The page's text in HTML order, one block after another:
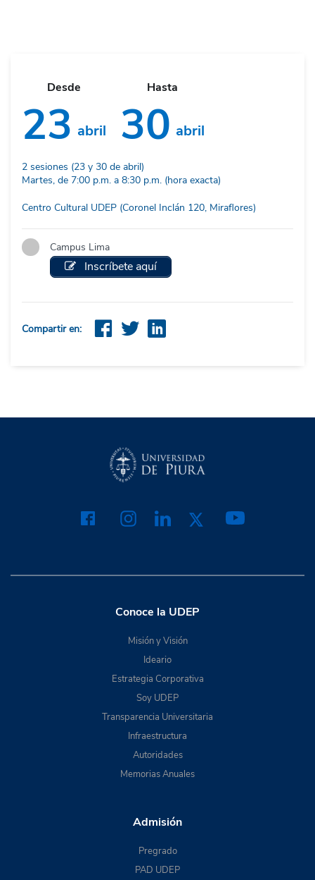
Desde
23 abril
Hasta
30 abril
2 sesiones (23 y 30 de abril)
Martes, de 7:00 p.m. a 8:30 p.m. (hora exacta)
Centro Cultural UDEP (Coronel Inclán 120, Miraflores)
Campus Lima
Inscríbete aquí
Compartir en:
Conoce la UDEP
Misión y Visión
Ideario
Estrategia Corporativa
Soy UDEP
Transparencia Universitaria
Infraestructura
Autoridades
Memorias Anuales
Admisión
Pregrado
PAD UDEP